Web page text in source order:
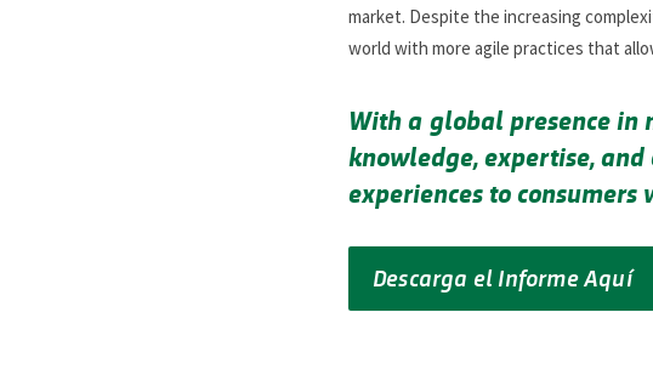
market. Despite the increasing
world with more agile practices that
With a global presence in
knowledge, expertise,
experiences to consumers
Descarga el Informe Aquí